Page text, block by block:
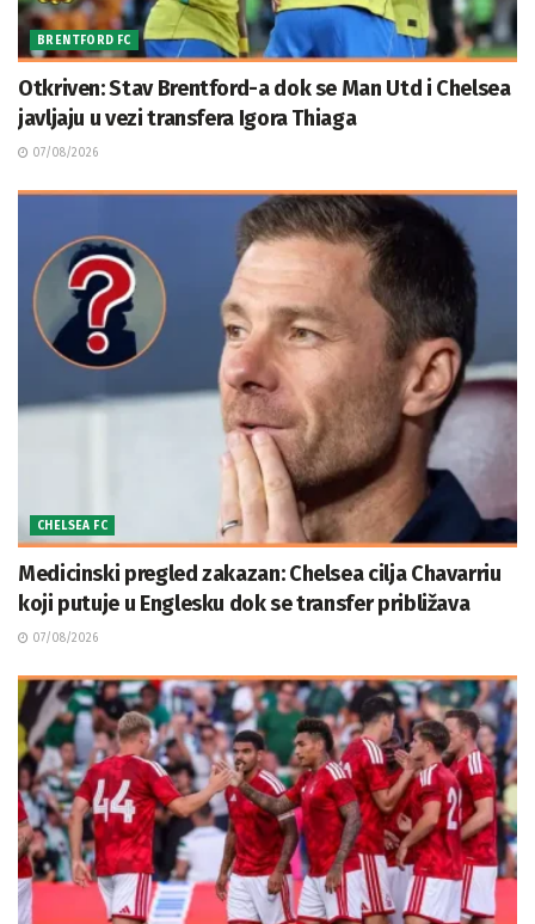
BRENTFORD FC
Otkriven: Stav Brentford-a dok se Man Utd i Chelsea
javljaju u vezi transfera Igora Thiaga
07/08/2026
CHELSEA FC
Medicinski pregled zakazan: Chelsea cilja Chavarriu
koji putuje u Englesku dok se transfer približava
07/08/2026